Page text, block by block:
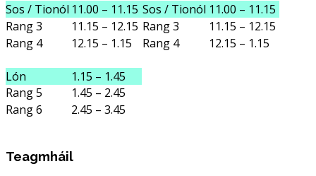
Sos / Tionól 11.00 – 11.15 Sos / Tionól 11.00 – 11.15
Rang 3
11.15 – 12.15 Rang 3
11.15 – 12.15
Rang 4
12.15 – 1.15 Rang 4 12.15 – 1.15
Lón
1.15 – 1.45
Rang 5
1.45 – 2.45
Rang 6
2.45 – 3.45
Teagmháil